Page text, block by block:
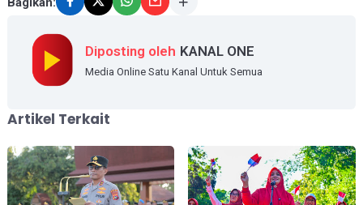
Diposting oleh KANAL ONE
Media Online Satu Kanal Untuk Semua
Artikel Terkait